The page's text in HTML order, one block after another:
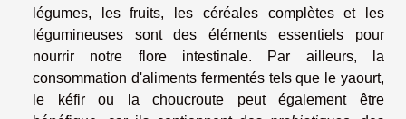
légumes, les fruits, les céréales complètes et les
légumineuses sont des éléments essentiels pour
nourrir notre flore intestinale. Par ailleurs, la
consommation d'aliments fermentés tels que le yaourt,
le kéfir ou la choucroute peut également être